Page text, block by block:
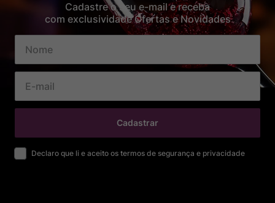
Cadastre o seu e-mail e receba
com exclusividade Ofertas e Novidades
Cadastrar
Declaro que li e aceito os termos de segurança e privacidade